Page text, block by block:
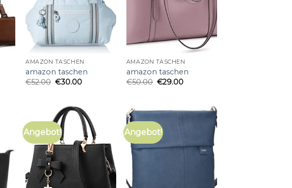
AMAZON TASCHEN
amazon taschen
€52.00 €30.00
AMAZON TASCHEN
amazon taschen
€50.00 €29.00
Angebot! Angebot!